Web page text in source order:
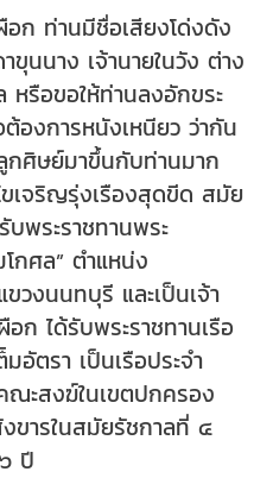
ก ท่านมีชื่อเสียงโด่งดัง
ขุนนาง เจ้านายในวัง ต่าง
รือขอให้ท่านลงอักขระ
องการหนังเหนียว ว่ากัน
กศิษย์มาขึ้นกับท่านมาก
ขเจริญรุ่งเรืองสุดขีด สมัย
พระราชทานพระ
กศล” ตำแหน่ง
วงนนทบุรี และเป็นเจ้า
ก ได้รับพระราชทานเรือ
อัตรา เป็นเรือประจำ
ะสงฆ์ในเขตปกครอง
ขารในสมัยรัชกาลที่ ๔
ปี